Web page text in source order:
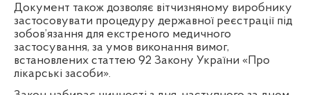
Документ також дозволяє вітчизняному виробнику
застосовувати процедуру державної реєстрації під
зобов’язання для екстреного медичного
застосування, за умов виконання вимог,
встановлених статтею 92 Закону України «Про
лікарські засоби».